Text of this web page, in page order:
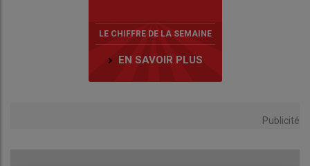
LE CHIFFRE DE LA SEMAINE
EN SAVOIR PLUS
Publicité